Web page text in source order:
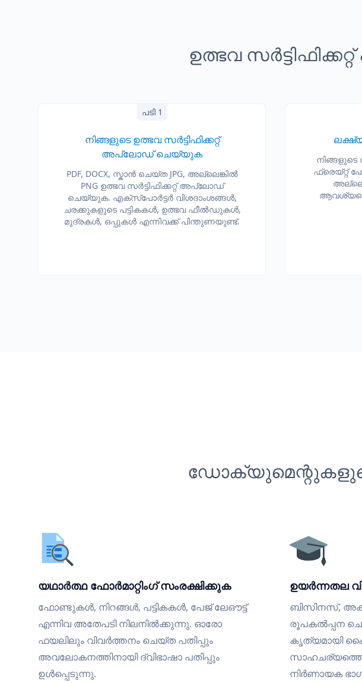
ഉത്ഭവ
പടി 1
നിങ്ങളുടെ ഉത്ഭവ സർട്ടിഫിക്കറ്റ്
അപ്‌ലോഡ് ചെയ്യുക
PDF, DOCX, സ്കാൻ ചെയ്ത JPG, അല്ലെങ്കിൽ
PNG ഉത്ഭവ സർട്ടിഫിക്കറ്റ് അപ്‌ലോഡ്
ചെയ്യുക. എക്സ്പോർട്ടർ വിശദാംശങ്ങൾ,
ചരക്കുകളുടെ പട്ടികകൾ, ഉത്ഭവ ഫീൽഡുകൾ,
മുദ്രകൾ, ഒപ്പുകൾ എന്നിവക്ക് പിന്തുണയുണ്ട്.
ഫ്രെയ്റ്റ്
യഥാർത്ഥ ഫോർമാറ്റിംഗ് സംരക്ഷിക്കുക
ഫോണ്ടുകൾ, നിറങ്ങൾ, പട്ടികകൾ, പേജ് ലേഔട്ട്
എന്നിവ അതേപടി നിലനിൽക്കുന്നു. ഓരോ
ഫയലിലും വിവർത്തനം ചെയ്ത പതിപ്പും
അവലോകനത്തിനായി ദ്വിഭാഷാ പതിപ്പും
ഉൾപ്പെടുന്നു.
ഉയർന്നതല
ബിസിനസ്,
രൂപകൽപ്പന
കൃത്യമായി
സാഹചര്യത്തെ
നിർണായക